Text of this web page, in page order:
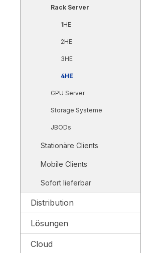
Rack Server
1HE
2HE
3HE
4HE
GPU Server
Storage Systeme
JBODs
Stationäre Clients
Mobile Clients
Sofort lieferbar
Distribution
Lösungen
Cloud